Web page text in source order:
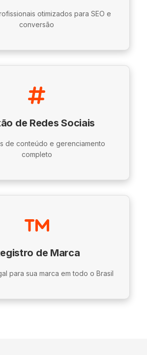
otimizados para SEO e
conversão
de Redes Sociais
de conteúdo e gerenciamento
completo
de Marca
para sua marca em todo o Brasil